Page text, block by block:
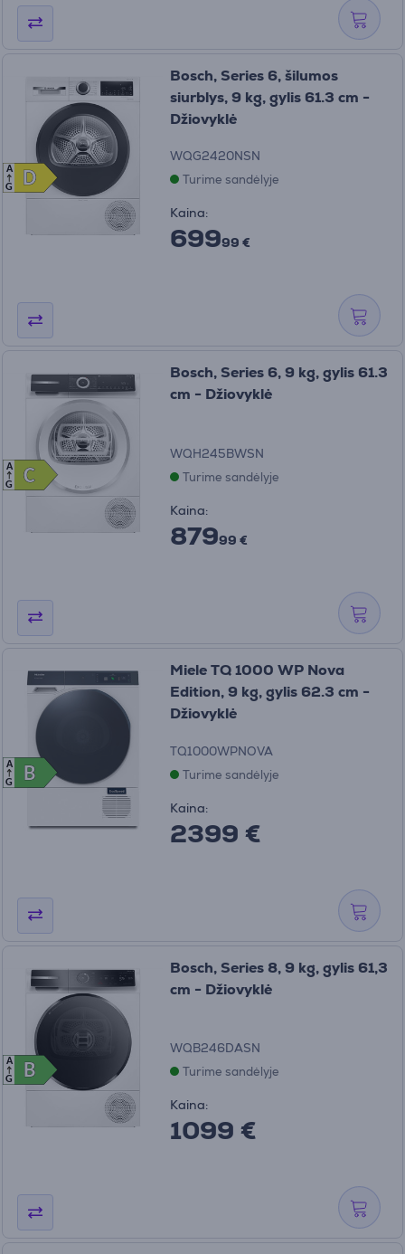
D
D
A
G
Bosch, Series 6, šilumos
siurblys, 9 kg, gylis 61.3 cm -
Džiovyklė
WQG2420NSN
Turime sandėlyje
Kaina:
69999 €
C
C
A
G
Bosch, Series 6, 9 kg, gylis 61.3
cm - Džiovyklė
WQH245BWSN
Turime sandėlyje
Kaina:
87999 €
B
B
A
G
Miele TQ 1000 WP Nova
Edition, 9 kg, gylis 62.3 cm -
Džiovyklė
TQ1000WPNOVA
Turime sandėlyje
Kaina:
2399 €
B
B
A
G
Bosch, Series 8, 9 kg, gylis 61,3
cm - Džiovyklė
WQB246DASN
Turime sandėlyje
Kaina:
1099 €